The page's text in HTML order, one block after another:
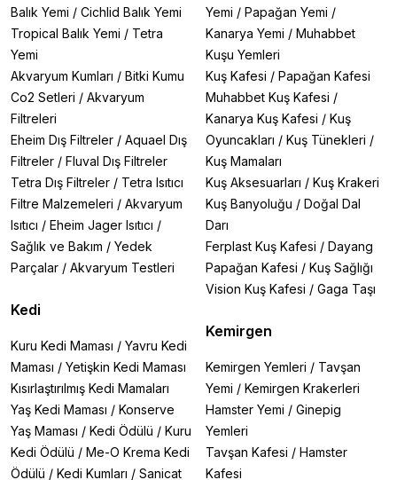
Balık Yemi / Cichlid Balık Yemi
Tropical Balık Yemi / Tetra
Yemi
Akvaryum Kumları / Bitki Kumu
Co2 Setleri / Akvaryum
Filtreleri
Eheim Dış Filtreler / Aquael Dış
Filtreler / Fluval Dış Filtreler
Tetra Dış Filtreler / Tetra Isıtıcı
Filtre Malzemeleri / Akvaryum
Isıtıcı / Eheim Jager Isıtıcı /
Sağlık ve Bakım / Yedek
Parçalar / Akvaryum Testleri
Kedi
Kuru Kedi Maması / Yavru Kedi
Maması / Yetişkin Kedi Maması
Kısırlaştırılmış Kedi Mamaları
Yaş Kedi Maması / Konserve
Yaş Maması / Kedi Ödülü / Kuru
Kedi Ödülü / Me-O Krema Kedi
Ödülü / Kedi Kumları / Sanicat
Yemi / Papağan Yemi /
Kanarya Yemi / Muhabbet
Kuşu Yemleri
Kuş Kafesi / Papağan Kafesi
Muhabbet Kuş Kafesi /
Kanarya Kuş Kafesi / Kuş
Oyuncakları / Kuş Tünekleri /
Kuş Mamaları
Kuş Aksesuarları / Kuş Krakeri
Kuş Banyoluğu / Doğal Dal
Darı
Ferplast Kuş Kafesi / Dayang
Papağan Kafesi / Kuş Sağlığı
Vision Kuş Kafesi / Gaga Taşı
Kemirgen
Kemirgen Yemleri / Tavşan
Yemi / Kemirgen Krakerleri
Hamster Yemi / Ginepig
Yemleri
Tavşan Kafesi / Hamster
Kafesi